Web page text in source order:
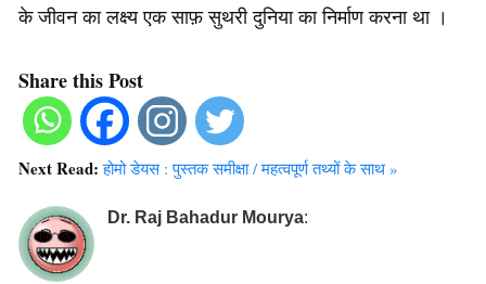
के जीवन का लक्ष्य एक साफ़ सुथरी दुनिया का निर्माण करना था ।
Share this Post
Next Read:होमो डेयस : पुस्तक समीक्षा / महत्वपूर्ण तथ्यों के साथ »
Dr. Raj Bahadur Mourya: